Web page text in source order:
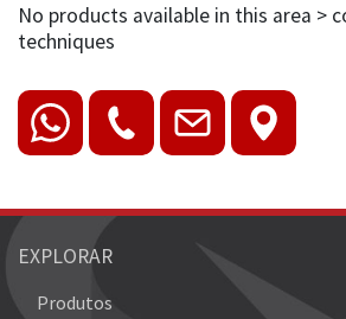
No products available in this area >
techniques
EXPLORAR
Produtos